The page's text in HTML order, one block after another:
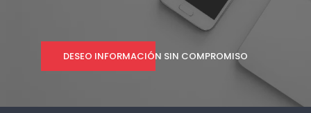
DESEO INFORMACIÓN SIN COMPROMISO